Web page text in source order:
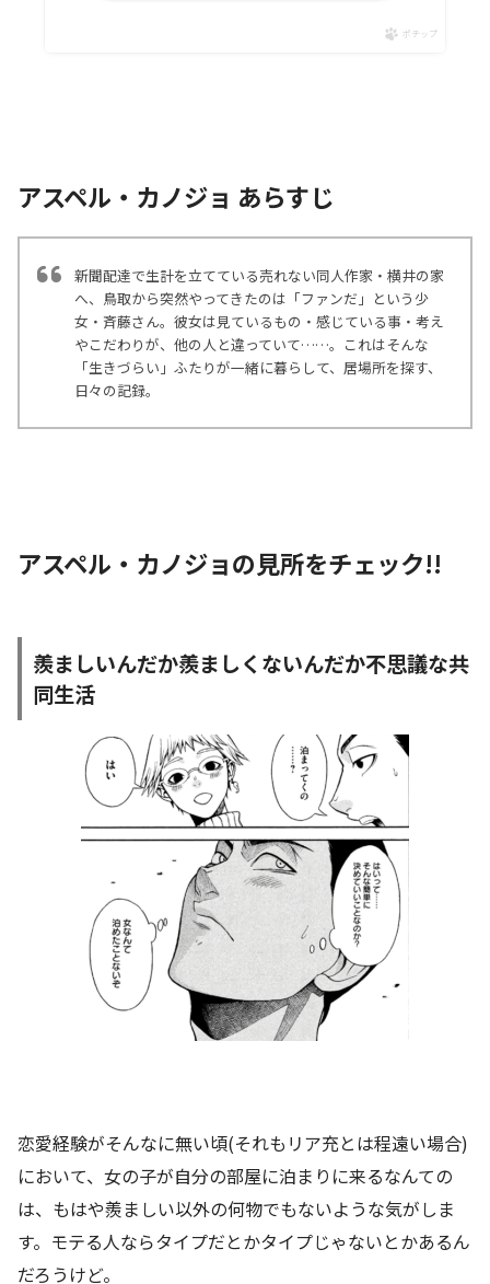
ポチップ
アスペル・カノジョ あらすじ
新聞配達で生計を立てている売れない同人作家・横井の家
へ、鳥取から突然やってきたのは「ファンだ」という少
女・斉藤さん。彼女は見ているもの・感じている事・考え
やこだわりが、他の人と違っていて……。これはそんな
「生きづらい」ふたりが一緒に暮らして、居場所を探す、
日々の記録。
アスペル・カノジョの見所をチェック!!
羨ましいんだか羨ましくないんだか不思議な共
同生活
恋愛経験がそんなに無い頃(それもリア充とは程遠い場合)
において、女の子が自分の部屋に泊まりに来るなんての
は、もはや羨ましい以外の何物でもないような気がしま
す。モテる人ならタイプだとかタイプじゃないとかあるん
だろうけど。